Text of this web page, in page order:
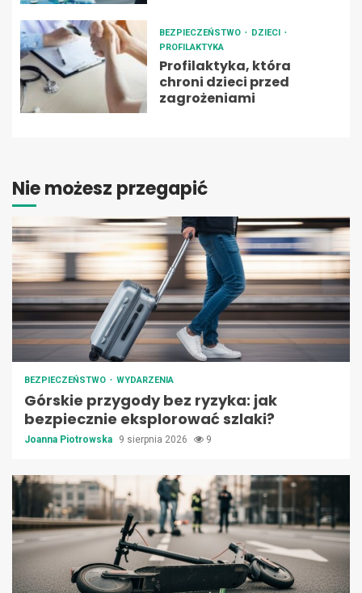
BEZPIECZEŃSTWO
DZIECI
PROFILAKTYKA
Profilaktyka, która
chroni dzieci przed
zagrożeniami
Nie możesz przegapić
BEZPIECZEŃSTWO WYDARZENIA
Górskie przygody bez ryzyka: jak
bezpiecznie eksplorować szlaki?
Joanna Piotrowska 9 sierpnia 2026 9